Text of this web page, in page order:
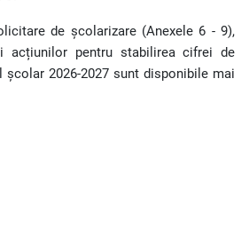
de școlarizare (Anexele 6 - 9),
acțiunilor pentru stabilirea cifrei de
școlar 2026-2027 sunt disponibile mai